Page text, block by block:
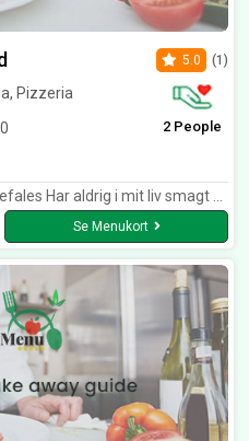
Pizzeria
5.0 (1)
2 People
liv smagt bedre mad I for vilde. Mvh. Martin :-)
Se Menukort